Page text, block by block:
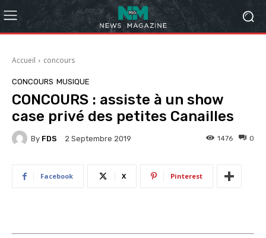
Accueil concours
CONCOURS MUSIQUE
CONCOURS : assiste à un show
case privé des petites Canailles
By FDS 2 Septembre 2019 0
1476
Facebook X Pinterest